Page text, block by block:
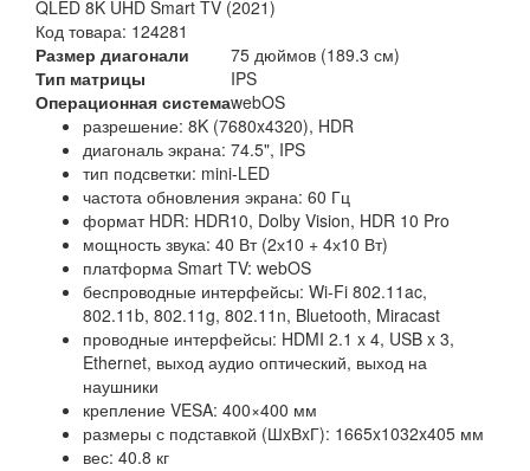
QLED 8K UHD Smart TV (2021)
Код товара: 124281
Размер диагонали
75 дюймов (189.3 см)
Тип матрицы
IPS
Операционная системаwebOS
разрешение: 8K (7680x4320), HDR
диагональ экрана: 74.5", IPS
тип подсветки: mini-LED
частота обновления экрана: 60 Гц
формат HDR: HDR10, Dolby Vision, HDR 10 Pro
мощность звука: 40 Вт (2х10 + 4х10 Вт)
платформа Smart TV: webOS
беспроводные интерфейсы: Wi-Fi 802.11ac,
802.11b, 802.11g, 802.11n, Bluetooth, Miracast
проводные интерфейсы: HDMI 2.1 x 4, USB x 3,
Ethernet, выход аудио оптический, выход на
наушники
крепление VESA: 400×400 мм
размеры с подставкой (ШxВxГ): 1665x1032x405 мм
вес: 40.8 кг